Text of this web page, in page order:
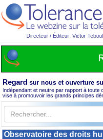
Directeur / Éditeur: Victor
Regard sur nous et ouverture
Indépendant et neutre par rapport à toute
vise à promouvoir les grands principes
Observatoire des droits